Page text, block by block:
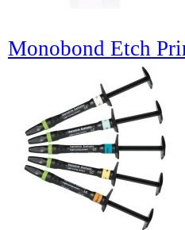
Monobond Etch